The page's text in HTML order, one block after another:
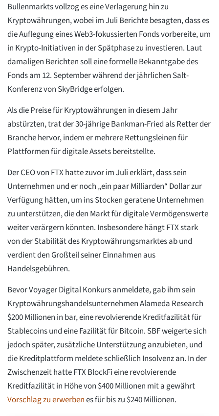
Bullenmarkts vollzog es eine Verlagerung hin zu
Kryptowährungen, wobei im Juli Berichte besagten, dass es
die Auflegung eines Web3-fokussierten Fonds vorbereite, um
in Krypto-Initiativen in der Spätphase zu investieren. Laut
damaligen Berichten soll eine formelle Bekanntgabe des
Fonds am 12. September während der jährlichen Salt-
Konferenz von SkyBridge erfolgen.
Als die Preise für Kryptowährungen in diesem Jahr
abstürzten, trat der 30-jährige Bankman-Fried als Retter der
Branche hervor, indem er mehrere Rettungsleinen für
Plattformen für digitale Assets bereitstellte.
Der CEO von FTX hatte zuvor im Juli erklärt, dass sein
Unternehmen und er noch „ein paar Milliarden“ Dollar zur
Verfügung hätten, um ins Stocken geratene Unternehmen
zu unterstützen, die den Markt für digitale Vermögenswerte
weiter verärgern könnten. Insbesondere hängt FTX stark
von der Stabilität des Kryptowährungsmarktes ab und
verdient den Großteil seiner Einnahmen aus
Handelsgebühren.
Bevor Voyager Digital Konkurs anmeldete, gab ihm sein
Kryptowährungshandelsunternehmen Alameda Research
$200 Millionen in bar, eine revolvierende Kreditfazilität für
Stablecoins und eine Fazilität für Bitcoin. SBF weigerte sich
jedoch später, zusätzliche Unterstützung anzubieten, und
die Kreditplattform meldete schließlich Insolvenz an. In der
Zwischenzeit hatte FTX BlockFi eine revolvierende
Kreditfazilität in Höhe von $400 Millionen mit a gewährt
Vorschlag zu erwerbenes für bis zu $240 Millionen.